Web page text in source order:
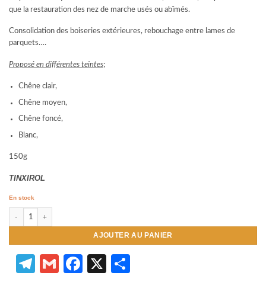
que la restauration des nez de marche usés ou abîmés.
Consolidation des boiseries extérieures, rebouchage entre lames de
parquets….
Proposé en différentes teintes;
Chêne clair,
Chêne moyen,
Chêne foncé,
Blanc,
150g
TINXIROL
En stock
quantité de Poudre à Bois Neutre
AJOUTER AU PANIER
Telegram
GmailFacebook
X